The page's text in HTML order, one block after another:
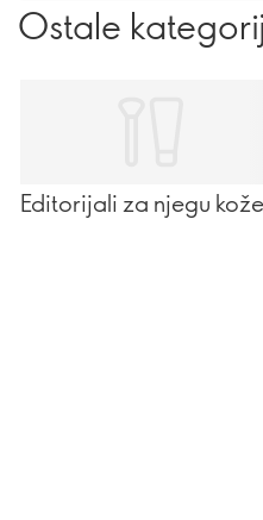
Ostale
Editorijali za njegu kože